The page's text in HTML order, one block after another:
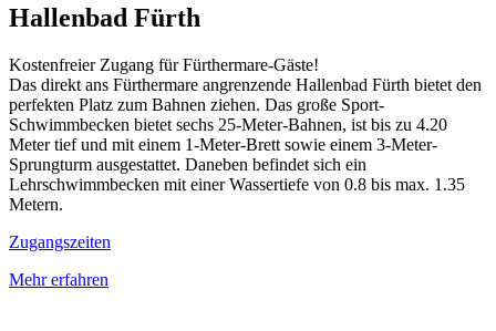
Hallenbad Fürth
Kostenfreier Zugang für Fürthermare-Gäste!
Das direkt ans Fürthermare angrenzende Hallenbad Fürth bietet den
perfekten Platz zum Bahnen ziehen. Das große Sport-
Schwimmbecken bietet sechs 25-Meter-Bahnen, ist bis zu 4.20
Meter tief und mit einem 1-Meter-Brett sowie einem 3-Meter-
Sprungturm ausgestattet. Daneben befindet sich ein
Lehrschwimmbecken mit einer Wassertiefe von 0.8 bis max. 1.35
Metern.
Zugangszeiten
Mehr erfahren